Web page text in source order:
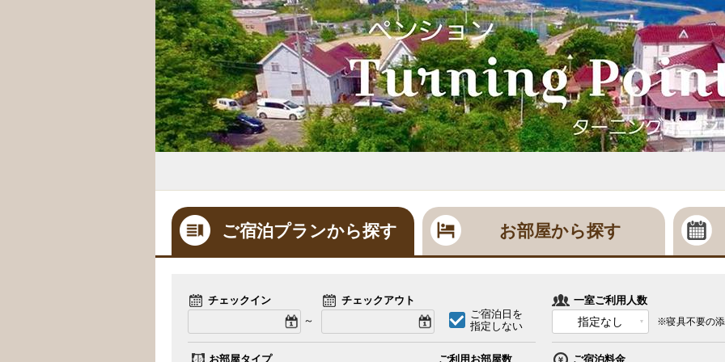
ご宿泊プランから探す お部屋から探す
チェックイン
～
チェックアウト
ご宿泊日を
指定しない
一室ご利用人数
指定なし ※寝具不要の
お部屋タイプ ご利用お部屋数 ご宿泊料金